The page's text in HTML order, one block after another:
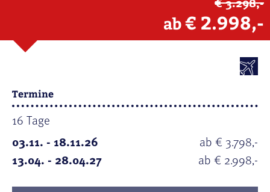
ab€ 2.998,-
Termine
16 Tage
03.11. - 18.11.26
ab € 3.798,-
13.04. - 28.04.27
ab € 2.998,-